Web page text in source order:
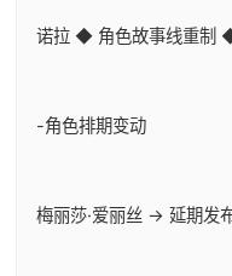
诺拉 ◆ 角色故事线重制
-角色排期变动
梅丽莎·爱丽丝 → 延期发